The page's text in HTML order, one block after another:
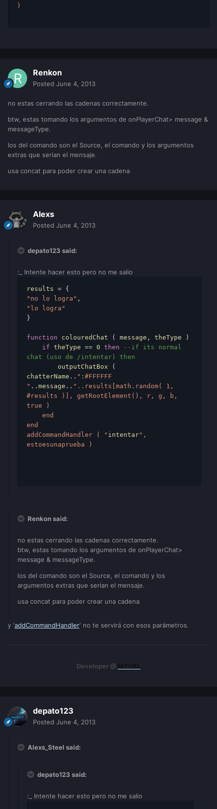
)
Renkon
Posted June 4, 2013
no estas cerrando las cadenas correctamente.
btw, estas tomando los argumentos de onPlayerChat> message &
messageType.
los del comando son el Source, el comando y los argumentos
extras que serian el mensaje.
usa concat para poder crear una cadena
Alexs
Posted June 4, 2013
depato123 said:
:_ Intente hacer esto pero no me salio
results = {
"no lo logra" ,
"lo logra"
}
function colouredChat ( message , theType )
if theType == 0 then
--if its normal
chat (uso de /intentar) then
outputChatBox
chatterName .. ":#FFFFFF
" .. message .. "..results[math.random( 1,
#results )], getRootElement(), r, g, b,
true )
end
end
addCommandHandler ( " intentar",
estoesunaprueba )
Renkon said:
no estas cerrando las cadenas correctamente.
btw, estas tomando los argumentos de onPlayerChat>
message & messageType.
los del comando son el Source, el comando y los
argumentos extras que serian el mensaje.
usa concat para poder crear una cadena
y 'addCommandHandler' no te servirá con esos parámetros.
Developer @ MYVAL
depato123
Posted June 4, 2013
Alexs_Steel said:
depato123 said:
:_ Intente hacer esto pero no me salio